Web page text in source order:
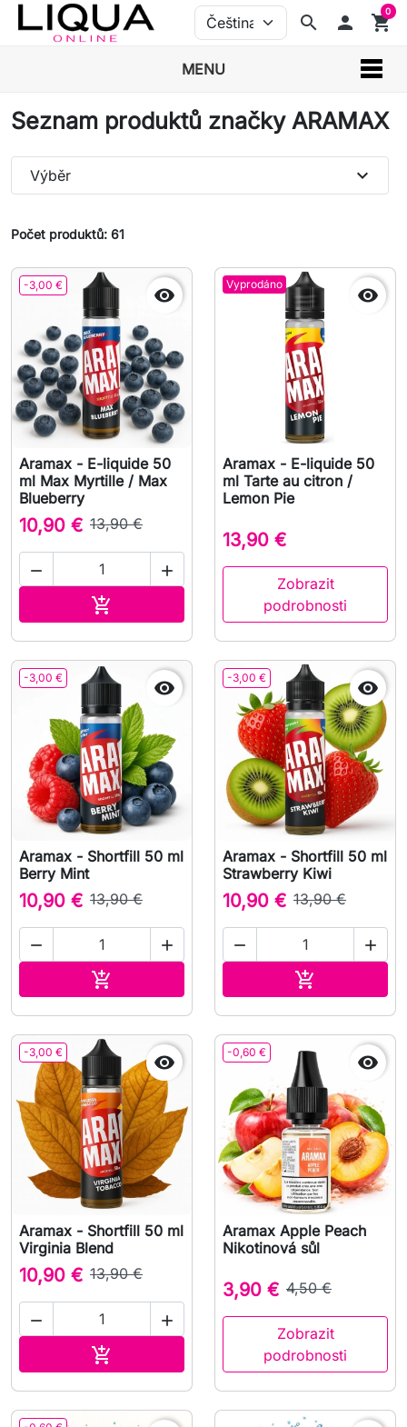
search person shopping_cart
0
MENU
Seznam produktů značky ARAMAX
Počet produktů: 61
Výběr expand_more
-3,00 € 
Aramax - E-liquide 50
ml Max Myrtille / Max
Blueberry
10,90 € 13,90 €
 

Vyprodáno

Aramax - E-liquide 50
ml Tarte au citron /
Lemon Pie
13,90 €
Zobrazit
podrobnosti
-3,00 € 
Aramax - Shortfill 50 ml
Berry Mint
10,90 € 13,90 €
 

-3,00 € 
Aramax - Shortfill 50 ml
Strawberry Kiwi
10,90 € 13,90 €
 

-3,00 € 
Aramax - Shortfill 50 ml
Virginia Blend
10,90 € 13,90 €
 

-0,60 € 
Aramax Apple Peach
Nikotinová sůl
3,90 € 4,50 €
Zobrazit
podrobnosti